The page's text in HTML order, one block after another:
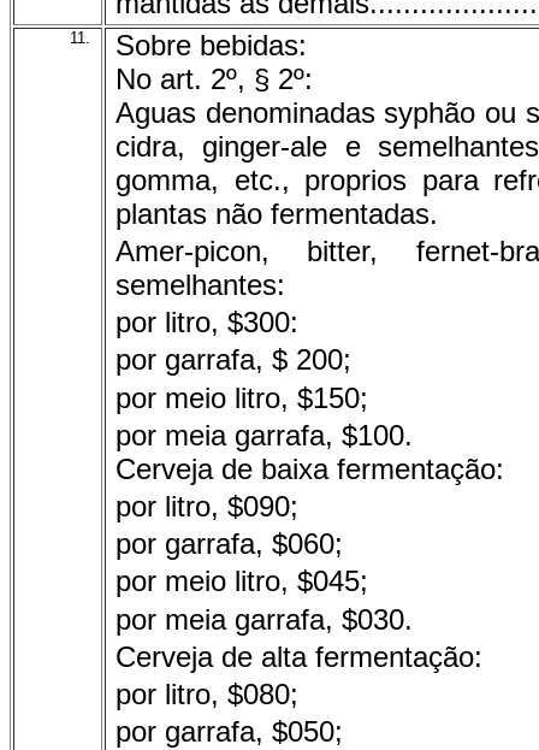
11.
Sobre bebidas:
No art. 2º, § 2º:
Aguas denominadas syphão ou
cidra, ginger-ale e
gomma, etc., proprios para
plantas não fermentadas.
Amer-picon, bitter, fernet-
semelhantes:
por litro, $300:
por garrafa, $ 200;
por meio litro, $150;
por meia garrafa, $100.
Cerveja de baixa fermentação:
por litro, $090;
por garrafa, $060;
por meio litro, $045;
por meia garrafa, $030.
Cerveja de alta fermentação:
por litro, $080;
por garrafa, $050;